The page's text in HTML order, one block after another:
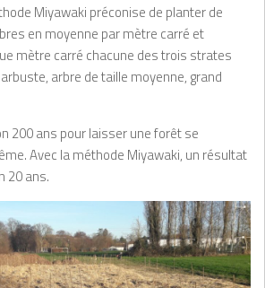
Miyawaki préconise de planter de
en moyenne par mètre carré et
mètre carré chacune des trois strates
arbre de taille moyenne, grand
200 ans pour laisser une forêt se
Avec la méthode Miyawaki, un résultat
20 ans.